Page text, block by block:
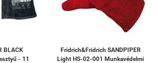
BLACK
- 11
Fridrich&Fridrich SANDPIPER
Light HS-02-001 Munkavédelmi